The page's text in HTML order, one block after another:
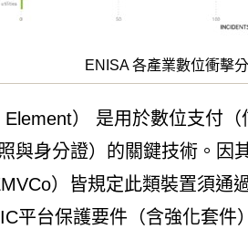
ENISA 各產業數位衝擊
） 是用於數位支付
與身分證）的關鍵技術。因
）皆規定此類裝置須通
平台保護要件（含強化套